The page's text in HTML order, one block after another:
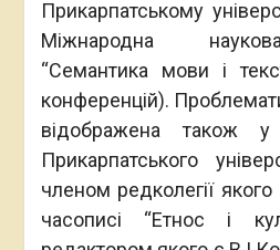
Прикарпатському
Міжнародна
“Семантика мови і
конференцій).
відображена також у
Прикарпатського
членом редколегії
часописі “Етнос і